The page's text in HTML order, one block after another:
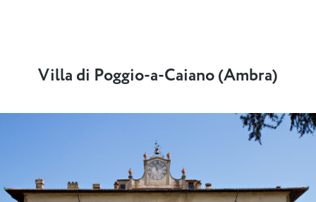
Villa di Poggio-a-Caiano (Ambra)